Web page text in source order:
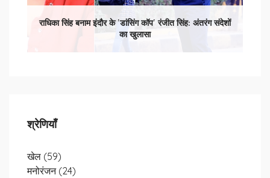
राधिका सिंह बनाम इंदौर के 'डांसिंग कॉप' रंजीत सिंह: अंतरंग संदेशों
का खुलासा
श्रेणियाँ
खेल (59)
मनोरंजन (24)